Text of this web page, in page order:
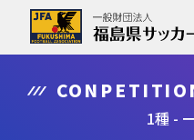
1種 -